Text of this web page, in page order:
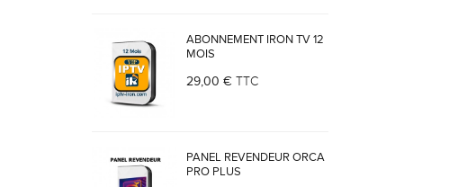
ABONNEMENT IRON TV 12
MOIS
29,00 € TTC
PANEL REVENDEUR ORCA
PRO PLUS